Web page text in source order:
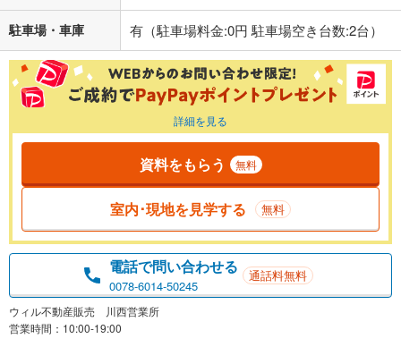
駐車場・車庫 有（駐車場料金:0円 駐車場空き台数:2台）
詳細を見る
資料をもらう 無料
室内･現地を見学する 無料
電話で問い合わせる
0078-6014-50245
通話料無料
ウィル不動産販売 川西営業所
営業時間：10:00-19:00